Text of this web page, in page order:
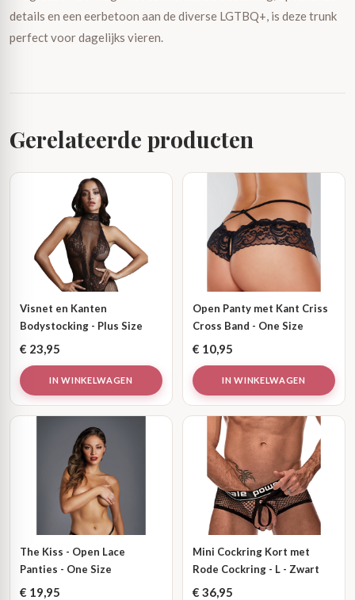
details en een eerbetoon aan de diverse LGTBQ+, is deze trunk
perfect voor dagelijks vieren.
Gerelateerde producten
Visnet en Kanten
Bodystocking - Plus Size
€ 23,95
IN WINKELWAGEN
Open Panty met Kant Criss
Cross Band - One Size
€ 10,95
IN WINKELWAGEN
The Kiss - Open Lace
Panties - One Size
€ 19,95
Mini Cockring Kort met
Rode Cockring - L - Zwart
€ 36,95